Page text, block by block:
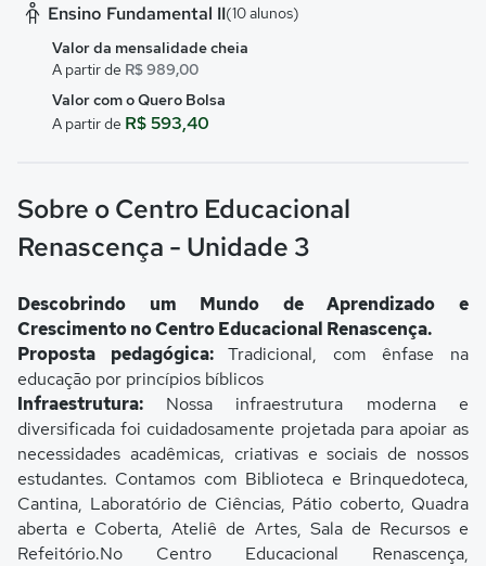
Ensino Fundamental II(10 alunos)
Valor da mensalidade cheia
A partir de R$ 989,00
Valor com o Quero Bolsa
A partir de R$ 593,40
Sobre o Centro Educacional
Renascença - Unidade 3
Descobrindo um Mundo de Aprendizado e
Crescimento no Centro Educacional Renascença.
Proposta pedagógica:Tradicional, com ênfase na
educação por princípios bíblicos
Infraestrutura: Nossa infraestrutura moderna e
diversificada foi cuidadosamente projetada para apoiar as
necessidades acadêmicas, criativas e sociais de nossos
estudantes. Contamos com Biblioteca e Brinquedoteca,
Cantina, Laboratório de Ciências, Pátio coberto, Quadra
aberta e Coberta, Ateliê de Artes, Sala de Recursos e
Refeitório.No Centro Educacional Renascença,